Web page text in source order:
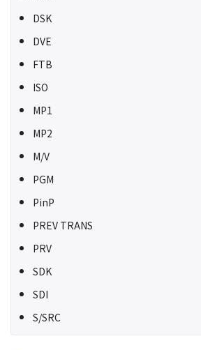
DSK
DVE
FTB
ISO
MP1
MP2
M/V
PGM
PinP
PREV TRANS
PRV
SDK
SDI
S/SRC